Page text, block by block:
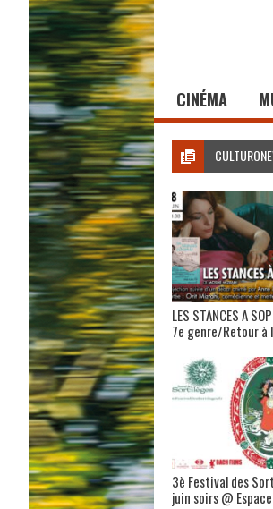
CINÉMA
LES STANCES A
7e genre/Retour à
3è Festival des
juin soirs @